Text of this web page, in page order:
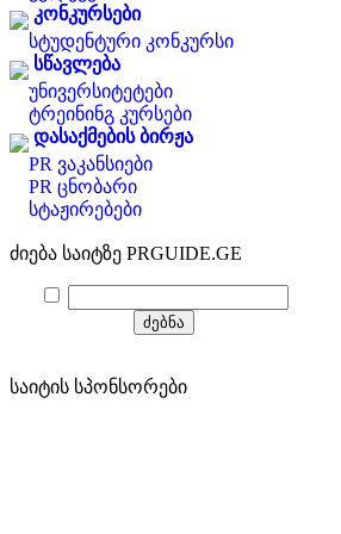
კონკურსები
სტუდენტური კონკურსი
სწავლება
უნივერსიტეტები
ტრეინინგ კურსები
დასაქმების ბირჟა
PR ვაკანსიები
PR ცნობარი
სტაჟირებები
ძიება საიტზე PRGUIDE.GE
საიტის სპონსორები